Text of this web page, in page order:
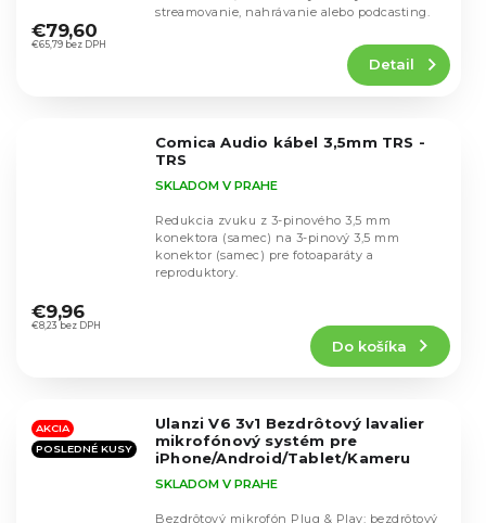
hodnotenie
produktu
€65,79 bez DPH
€79,60
Detail
streamovanie, nahrávanie alebo podcasting.
Comica Audio kábel 3,5mm TRS -
TRS
hodnotenie
produktu
hviezdičiek.
SKLADOM V PRAHE
€8,23 bez DPH
€9,96
Do košíka
Redukcia zvuku z 3-pinového 3,5 mm
konektora (samec) na 3-pinový 3,5 mm
konektor (samec) pre fotoaparáty a
reproduktory.
AKCIA
POSLEDNÉ KUSY
Ulanzi V6 3v1 Bezdrôtový lavalier
mikrofónový systém pre
iPhone/Android/Tablet/Kameru
SKLADOM V PRAHE
Bezdrôtový mikrofón Plug & Play: bezdrôtový